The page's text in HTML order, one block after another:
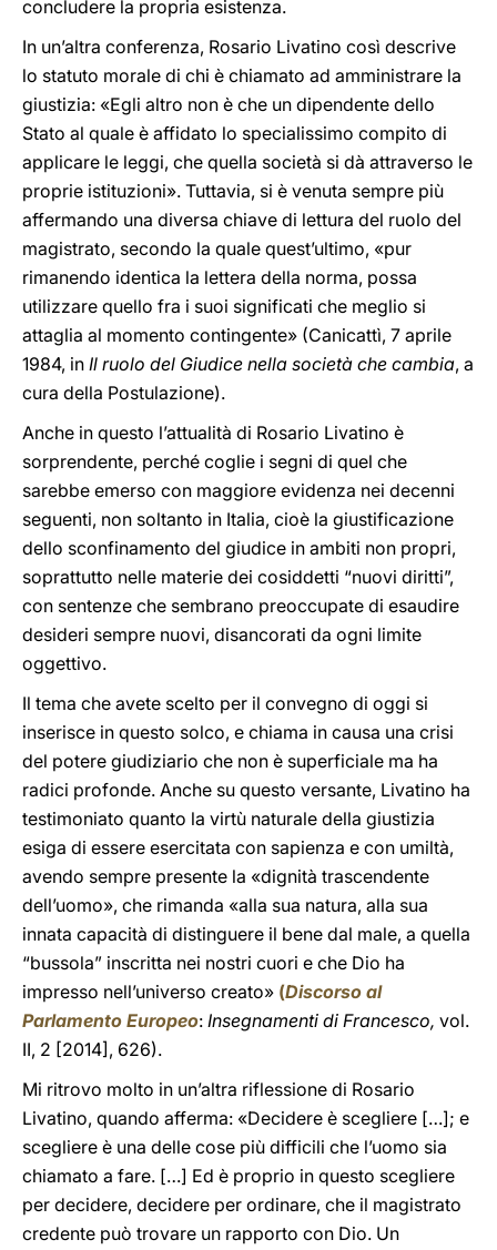
concludere la propria esistenza.
In un’altra conferenza, Rosario Livatino così descrive
lo statuto morale di chi è chiamato ad amministrare la
giustizia: «Egli altro non è che un dipendente dello
Stato al quale è affidato lo specialissimo compito di
applicare le leggi, che quella società si dà attraverso le
proprie istituzioni». Tuttavia, si è venuta sempre più
affermando una diversa chiave di lettura del ruolo del
magistrato, secondo la quale quest’ultimo, «pur
rimanendo identica la lettera della norma, possa
utilizzare quello fra i suoi significati che meglio si
attaglia al momento contingente» (Canicattì, 7 aprile
1984, in Il ruolo del Giudice nella società che cambia, a
cura della Postulazione).
Anche in questo l’attualità di Rosario Livatino è
sorprendente, perché coglie i segni di quel che
sarebbe emerso con maggiore evidenza nei decenni
seguenti, non soltanto in Italia, cioè la giustificazione
dello sconfinamento del giudice in ambiti non propri,
soprattutto nelle materie dei cosiddetti “nuovi diritti”,
con sentenze che sembrano preoccupate di esaudire
desideri sempre nuovi, disancorati da ogni limite
oggettivo.
Il tema che avete scelto per il convegno di oggi si
inserisce in questo solco, e chiama in causa una crisi
del potere giudiziario che non è superficiale ma ha
radici profonde. Anche su questo versante, Livatino ha
testimoniato quanto la virtù naturale della giustizia
esiga di essere esercitata con sapienza e con umiltà,
avendo sempre presente la «dignità trascendente
dell’uomo», che rimanda «alla sua natura, alla sua
innata capacità di distinguere il bene dal male, a quella
“bussola” inscritta nei nostri cuori e che Dio ha
impresso nell’universo creato» (Discorso al
Parlamento Europeo: Insegnamenti di Francesco, vol.
II, 2 [2014], 626).
Mi ritrovo molto in un’altra riflessione di Rosario
Livatino, quando afferma: «Decidere è scegliere […]; e
scegliere è una delle cose più difficili che l’uomo sia
chiamato a fare. […] Ed è proprio in questo scegliere
per decidere, decidere per ordinare, che il magistrato
credente può trovare un rapporto con Dio. Un